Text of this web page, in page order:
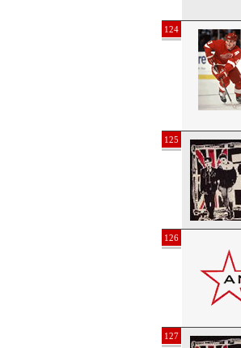
124
125
126
127